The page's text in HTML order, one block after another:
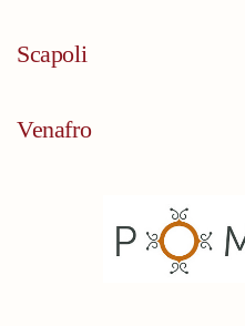
Scapoli
Venafro